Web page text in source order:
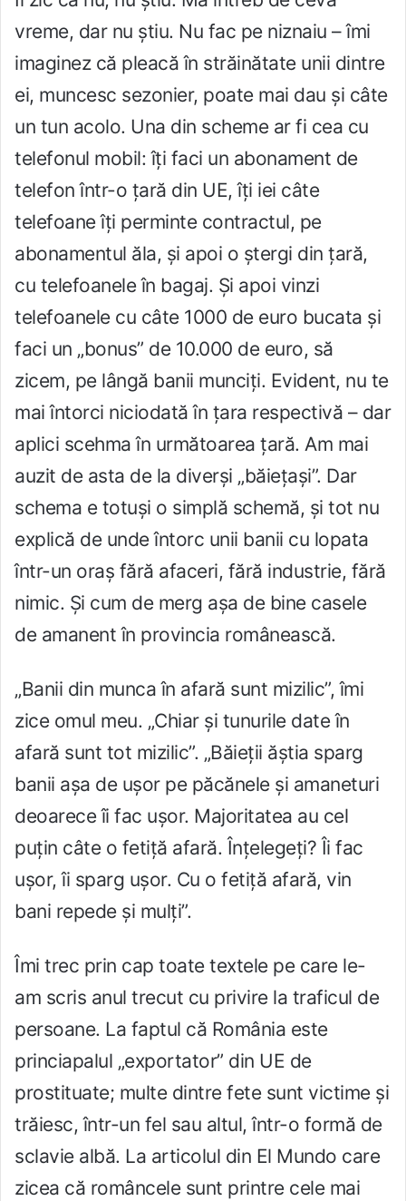
vreme, dar nu știu. Nu fac pe niznaiu – îmi
imaginez că pleacă în străinătate unii dintre
ei, muncesc sezonier, poate mai dau și câte
un tun acolo. Una din scheme ar fi cea cu
telefonul mobil: îți faci un abonament de
telefon într-o țară din UE, îți iei câte
telefoane îți perminte contractul, pe
abonamentul ăla, și apoi o ștergi din țară,
cu telefoanele în bagaj. Și apoi vinzi
telefoanele cu câte 1000 de euro bucata și
faci un „bonus” de 10.000 de euro, să
zicem, pe lângă banii munciți. Evident, nu te
mai întorci niciodată în țara respectivă – dar
aplici scehma în următoarea țară. Am mai
auzit de asta de la diverși „băiețași”. Dar
schema e totuși o simplă schemă, și tot nu
explică de unde întorc unii banii cu lopata
într-un oraș fără afaceri, fără industrie, fără
nimic. Și cum de merg așa de bine casele
de amanent în provincia românească.
„Banii din munca în afară sunt mizilic”, îmi
zice omul meu. „Chiar și tunurile date în
afară sunt tot mizilic”. „Băieții ăștia sparg
banii așa de ușor pe păcănele și amaneturi
deoarece îi fac ușor. Majoritatea au cel
puțin câte o fetiță afară. Înțelegeți? Îi fac
ușor, îi sparg ușor. Cu o fetiță afară, vin
bani repede și mulți”.
Îmi trec prin cap toate textele pe care le-
am scris anul trecut cu privire la traficul de
persoane. La faptul că România este
princiapalul „exportator” din UE de
prostituate; multe dintre fete sunt victime și
trăiesc, într-un fel sau altul, într-o formă de
sclavie albă. La articolul din El Mundo care
zicea că româncele sunt printre cele mai